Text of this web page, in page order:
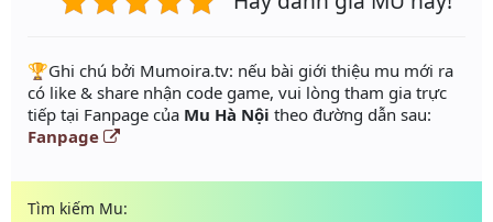
️🏆Ghi chú bởi Mumoira.tv: nếu bài giới thiệu mu mới ra
có like & share nhận code game, vui lòng tham gia trực
tiếp tại Fanpage của Mu Hà Nội theo đường dẫn sau:
Fanpage
Tìm kiếm Mu: